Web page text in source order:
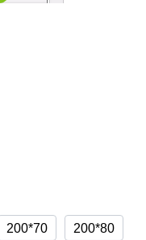
200*70 200*80